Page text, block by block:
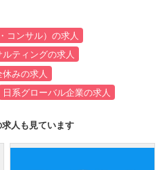
コンサル）の求人
ティングの求人
みの求人
日系グローバル企業の求人
人も見ています